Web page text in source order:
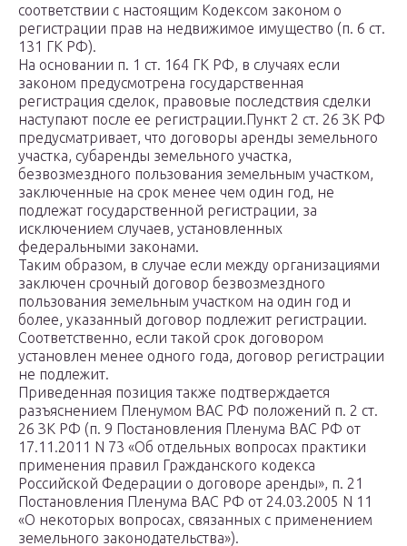
соответствии с настоящим Кодексом законом о
регистрации прав на недвижимое имущество (п. 6 ст.
131 ГК РФ).
На основании п. 1 ст. 164 ГК РФ, в случаях если
законом предусмотрена государственная
регистрация сделок, правовые последствия сделки
наступают после ее регистрации.Пункт 2 ст. 26 ЗК РФ
предусматривает, что договоры аренды земельного
участка, субаренды земельного участка,
безвозмездного пользования земельным участком,
заключенные на срок менее чем один год, не
подлежат государственной регистрации, за
исключением случаев, установленных
федеральными законами.
Таким образом, в случае если между организациями
заключен срочный договор безвозмездного
пользования земельным участком на один год и
более, указанный договор подлежит регистрации.
Соответственно, если такой срок договором
установлен менее одного года, договор регистрации
не подлежит.
Приведенная позиция также подтверждается
разъяснением Пленумом ВАС РФ положений п. 2 ст.
26 ЗК РФ (п. 9 Постановления Пленума ВАС РФ от
17.11.2011 N 73 «Об отдельных вопросах практики
применения правил Гражданского кодекса
Российской Федерации о договоре аренды», п. 21
Постановления Пленума ВАС РФ от 24.03.2005 N 11
«О некоторых вопросах, связанных с применением
земельного законодательства»).